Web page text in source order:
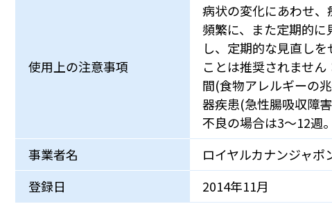
使用上の注意事項
病状の変化にあわせ
頻繁に、また定期的
し、定期的な見直し
ことは推奨されませ
間(食物アレルギーの
器疾患(急性腸吸収障
不良の場合は3～12週。
事業者名
ロイヤルカナンジャポ
登録日
2014年11月